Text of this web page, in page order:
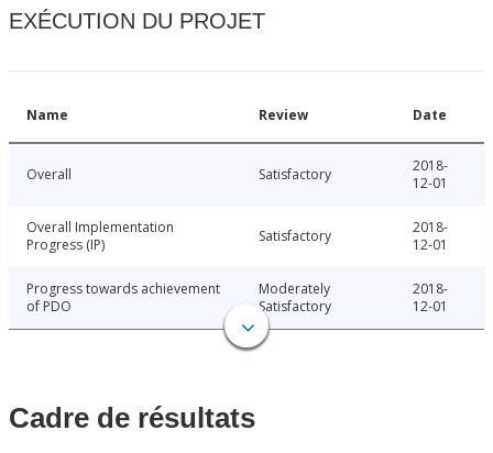
EXÉCUTION DU PROJET
Name Review Date
Overall Satisfactory
2018-
12-01
Overall Implementation
Progress (IP)
Satisfactory
2018-
12-01
Progress towards achievement
of PDO
Moderately
Satisfactory
2018-
12-01
Cadre de résultats